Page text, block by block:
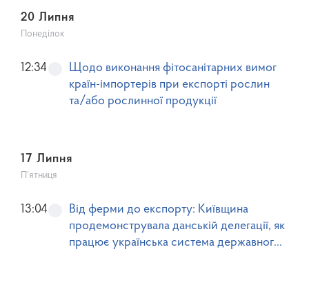
20 Липня
Понеділок
Щодо виконання фітосанітарних вимог
країн-імпортерів при експорті рослин
та/або рослинної продукції
12:34
17 Липня
П’ятниця
Від ферми до експорту: Київщина
продемонструвала данській делегації, як
працює українська система державного
13:04